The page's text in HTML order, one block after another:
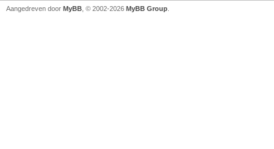
Aangedreven door MyBB , © 2002-2026 MyBB Group